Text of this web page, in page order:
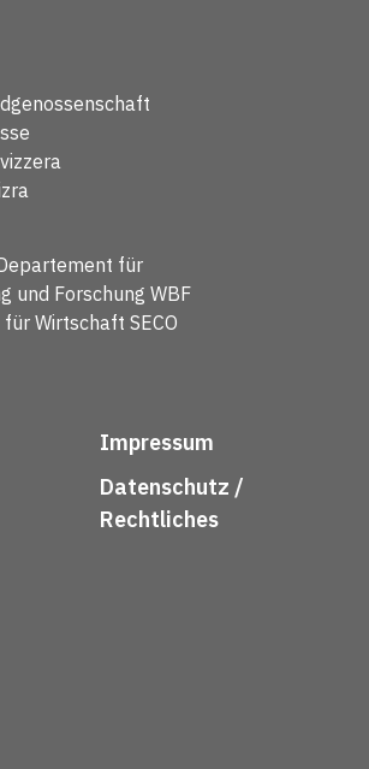
für
und Forschung WBF
Wirtschaft SECO
Impressum
Datenschutz /
Rechtliches